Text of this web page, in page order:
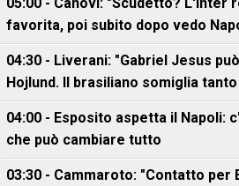
favorita, poi subito dopo vedo
04:30 - Liverani: "Gabriel Jesus
Hojlund. Il brasiliano somiglia
04:00 - Esposito aspetta il Napoli:
che può cambiare tutto
03:30 - Cammaroto: "Contatto per